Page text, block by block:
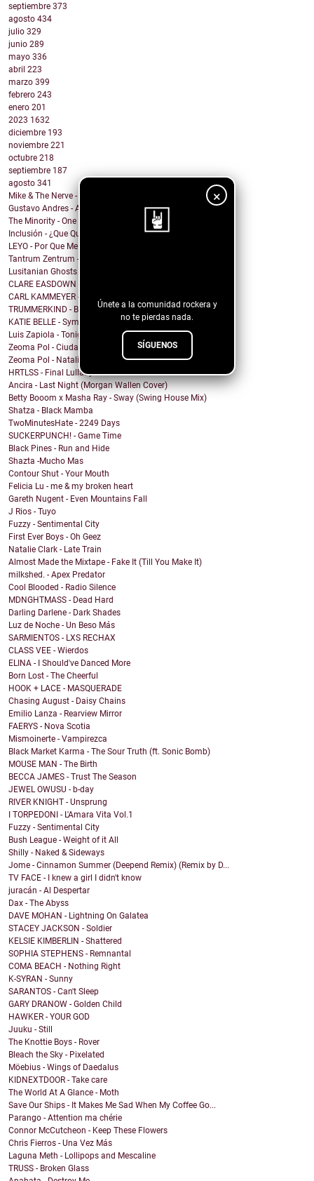
×
Únete a la comunidad rockera y
no te pierdas nada.
SÍGUENOS
septiembre 373
agosto 434
julio 329
junio 289
mayo 336
abril 223
marzo 399
febrero 243
enero 201
2023 1632
diciembre 193
noviembre 221
octubre 218
septiembre 187
agosto 341
Mike & The Nerve - Fool's Gold, False Idols
Gustavo Andres - AiRA
The Minority - One Of A Kind
Inclusión - ¿Que Quieres de Mí?
LEYO - Por Que Me Haces Llorar
Tantrum Zentrum - Don't Be A Fascist
Lusitanian Ghosts - September
CLARE EASDOWN - I Break
CARL KAMMEYER - One
TRUMMERKIND - Beauty Queen
KATIE BELLE - Symptoms
Luis Zapiola - Tonight
Zeoma Pol - Ciudad Venado
Zeoma Pol - Natalia
HRTLSS - Final Lullaby
Ancira - Last Night (Morgan Wallen Cover)
Betty Booom x Masha Ray - Sway (Swing House Mix)
Shatza - Black Mamba
TwoMinutesHate - 2249 Days
SUCKERPUNCH! - Game Time
Black Pines - Run and Hide
Shazta -Mucho Mas
Contour Shut - Your Mouth
Felicia Lu - me & my broken heart
Gareth Nugent - Even Mountains Fall
J Rios - Tuyo
Fuzzy - Sentimental City
First Ever Boys - Oh Geez
Natalie Clark - Late Train
Almost Made the Mixtape - Fake It (Till You Make It)
milkshed. - Apex Predator
Cool Blooded - Radio Silence
MDNGHTMASS - Dead Hard
Darling Darlene - Dark Shades
Luz de Noche - Un Beso Más
SARMIENTOS - LXS RECHAX
CLASS VEE - Wierdos
ELINA - I Should've Danced More
Born Lost - The Cheerful
HOOK + LACE - MASQUERADE
Chasing August - Daisy Chains
Emilio Lanza - Rearview Mirror
FAERYS - Nova Scotia
Mismoinerte - Vampirezca
Black Market Karma - The Sour Truth (ft. Sonic Bomb)
MOUSE MAN - The Birth
BECCA JAMES - Trust The Season
JEWEL OWUSU - b-day
RIVER KNIGHT - Unsprung
I TORPEDONI - L'Amara Vita Vol.1
Fuzzy - Sentimental City
Bush League - Weight of it All
Shilly - Naked & Sideways
Jome - Cinnamon Summer (Deepend Remix) (Remix by D...
TV FACE - I knew a girl I didn't know
juracán - Al Despertar
Dax - The Abyss
DAVE MOHAN - Lightning On Galatea
STACEY JACKSON - Soldier
KELSIE KIMBERLIN - Shattered
SOPHIA STEPHENS - Remnantal
COMA BEACH - Nothing Right
K-SYRAN - Sunny
SARANTOS - Can't Sleep
GARY DRANOW - Golden Child
HAWKER - YOUR GOD
Juuku - Still
The Knottie Boys - Rover
Bleach the Sky - Pixelated
Möebius - Wings of Daedalus
KIDNEXTDOOR - Take care
The World At A Glance - Moth
Save Our Ships - It Makes Me Sad When My Coffee Go...
Parango - Attention ma chérie
Connor McCutcheon - Keep These Flowers
Chris Fierros - Una Vez Más
Laguna Meth - Lollipops and Mescaline
TRUSS - Broken Glass